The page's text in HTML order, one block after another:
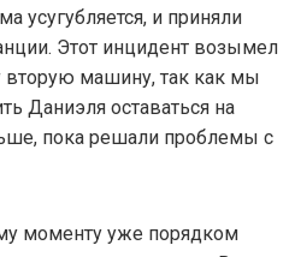
усугубляется, и приняли
Этот инцидент возымел
машину, так как мы
Даниэля оставаться на
пока решали проблемы с
моменту уже порядком